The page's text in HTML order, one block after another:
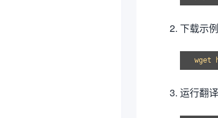
下载示例
运行翻译